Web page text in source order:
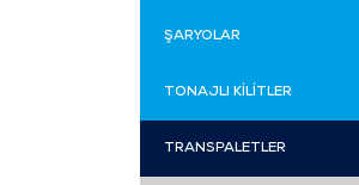
ŞARYOLAR
TONAJLI KİLİTLER
TRANSPALETLER